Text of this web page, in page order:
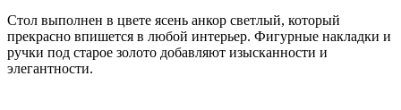
Стол выполнен в цвете ясень анкор светлый, который
прекрасно впишется в любой интерьер. Фигурные накладки и
ручки под старое золото добавляют изысканности и
элегантности.